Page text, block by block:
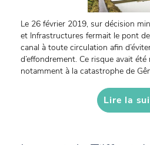
Le 26 février 2019, sur décision
et Infrastructures fermait le pont
canal à toute circulation afin
d’effondrement. Ce risque avait
notamment à la catastrophe de
Lire la